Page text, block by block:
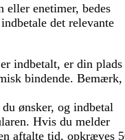
enetimer, bedes
det relevante
indbetalt, er din plads
bindende. Bemærk,
ønsker, og indbetal
Hvis du melder
aftalte tid, opkræves